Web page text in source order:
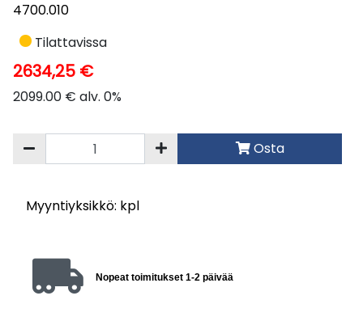
4700.010
Tilattavissa
2634,25 €
2099.00 € alv. 0%
Osta
Myyntiyksikkö: kpl
Nopeat toimitukset 1-2 päivää